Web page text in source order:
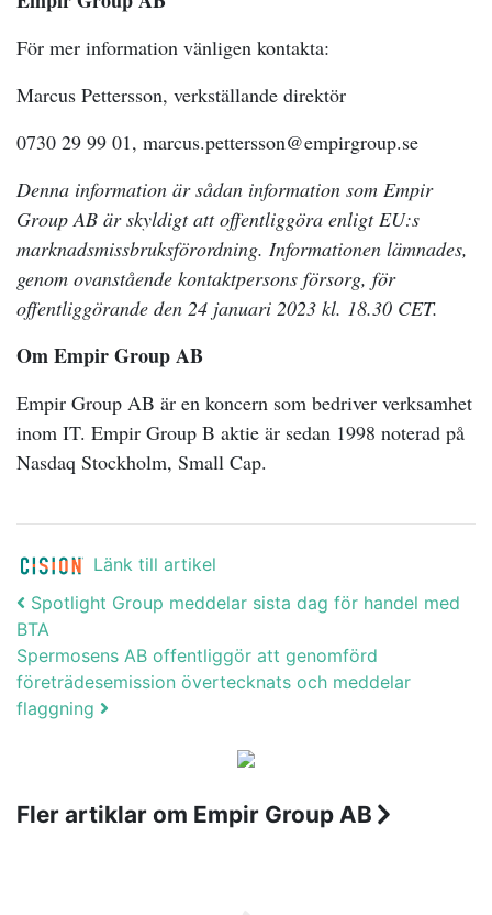
För mer information vänligen kontakta:
Marcus Pettersson, verkställande direktör
0730 29 99 01, marcus.pettersson@empirgroup.se
Denna information är sådan information som Empir
Group AB är skyldigt att offentliggöra enligt EU:s
marknadsmissbruksförordning. Informationen lämnades,
genom ovanstående kontaktpersons försorg, för
offentliggörande den 24 januari 2023 kl. 18.30 CET.
Om Empir Group AB
Empir Group AB är en koncern som bedriver verksamhet
inom IT. Empir Group B aktie är sedan 1998 noterad på
Nasdaq Stockholm, Small Cap.
Länk till artikel
Post navigation
Spotlight Group meddelar sista dag för handel med
BTA
Spermosens AB offentliggör att genomförd
företrädesemission övertecknats och meddelar
flaggning
Fler artiklar om Empir Group AB